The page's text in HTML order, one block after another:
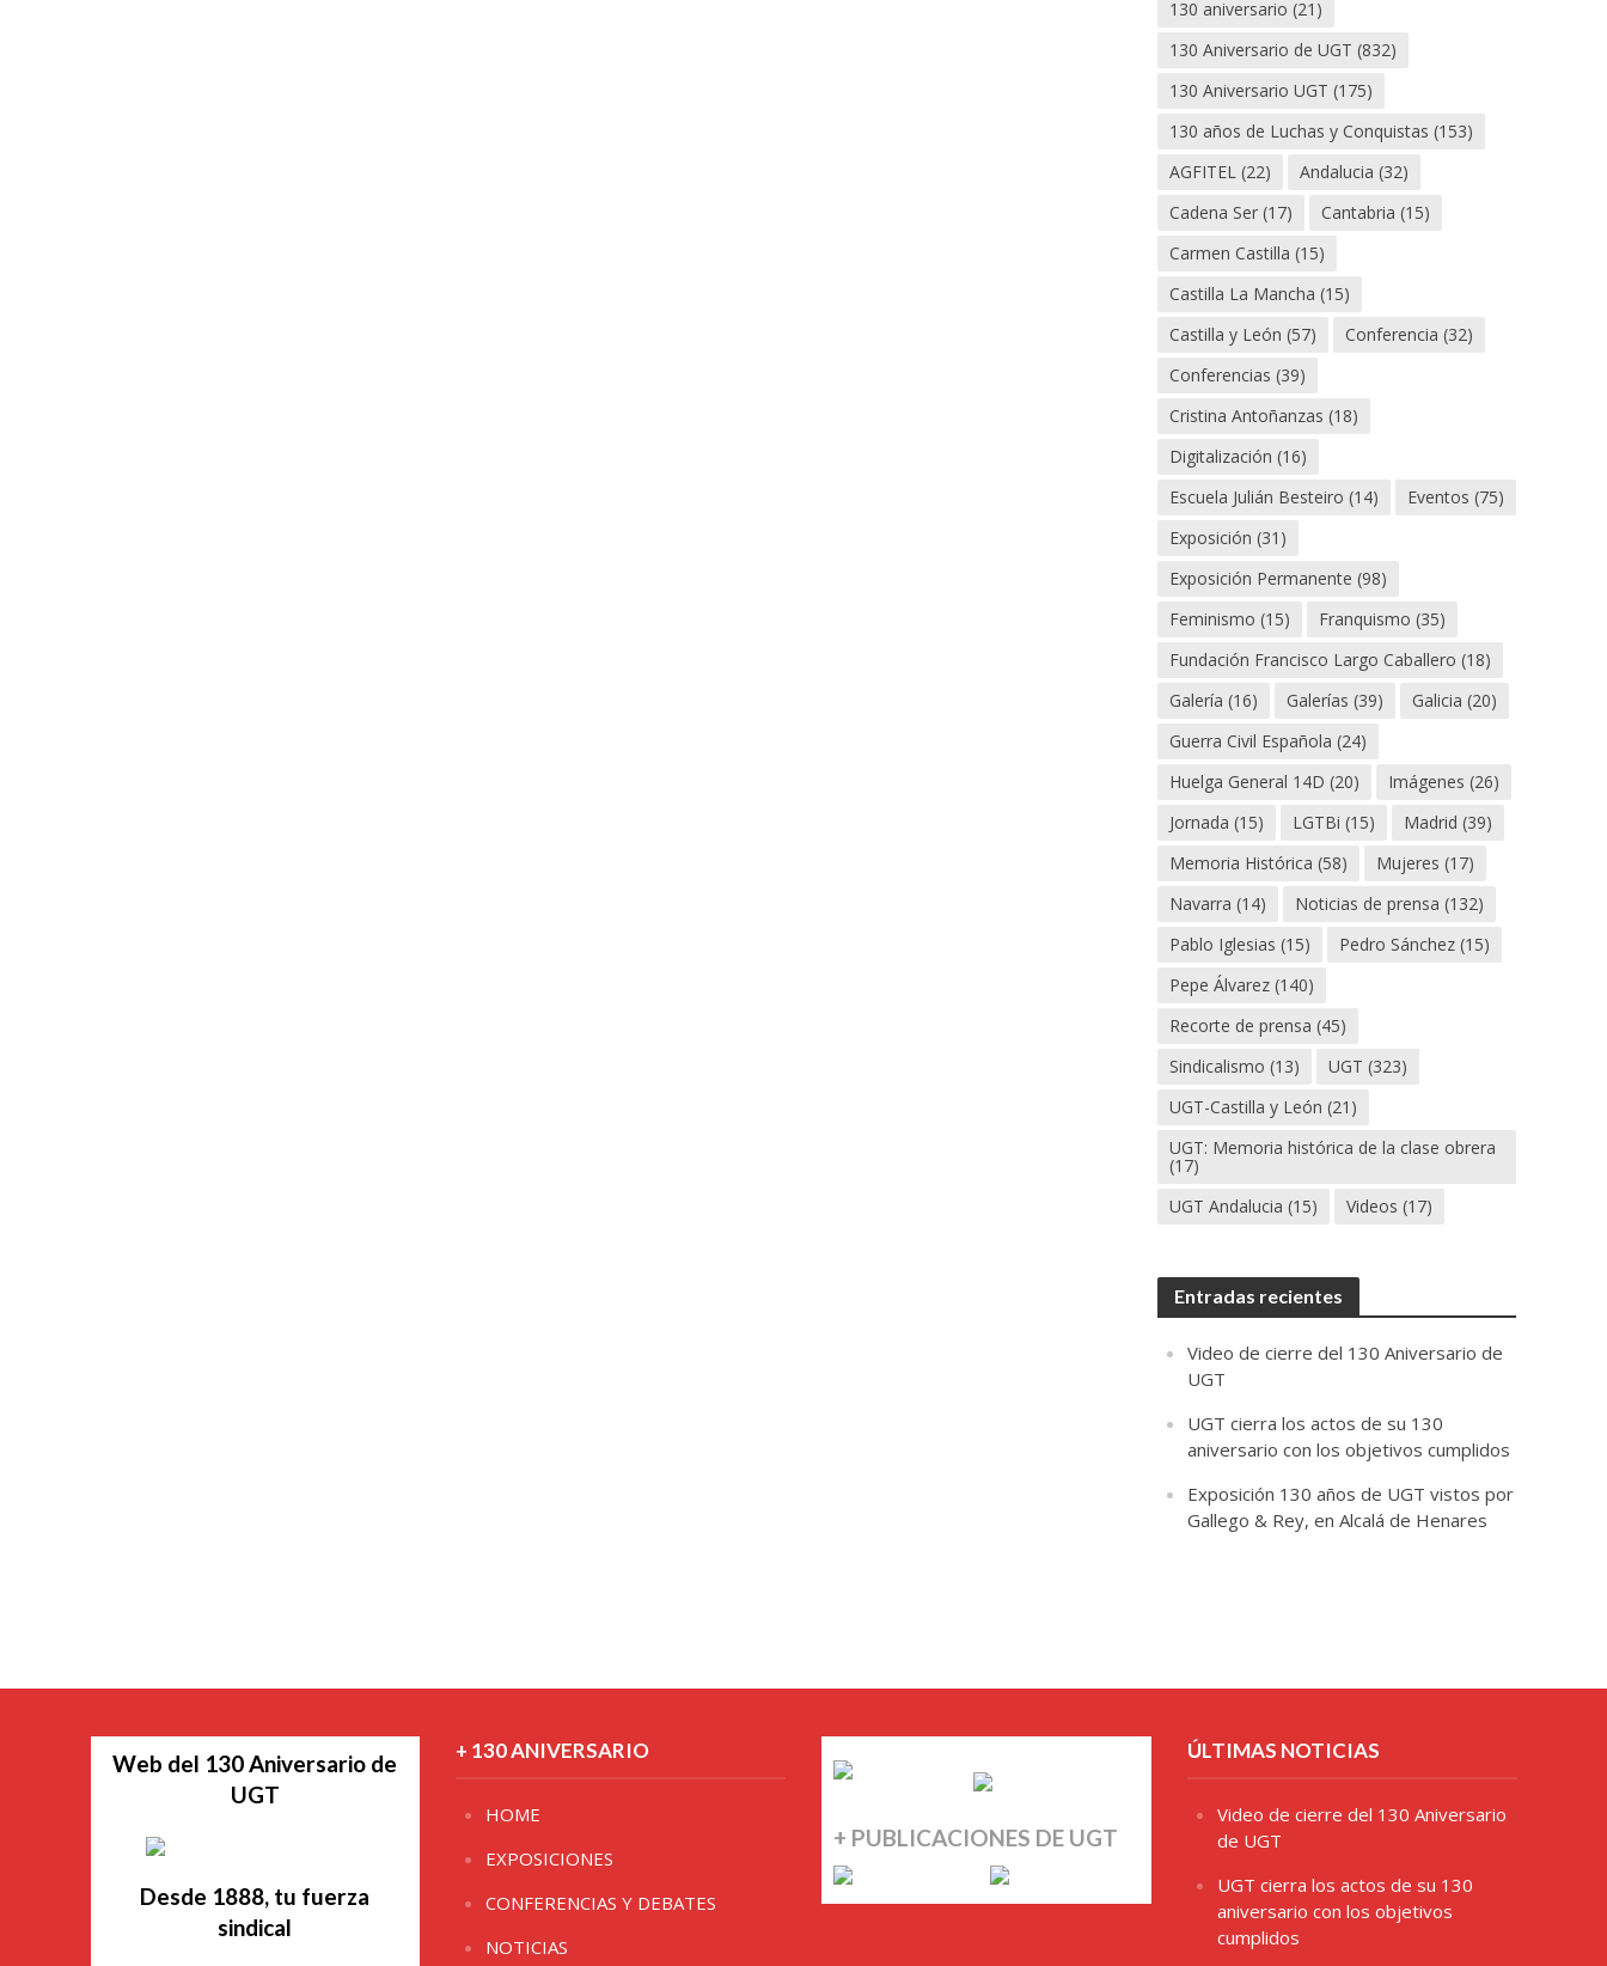
130 aniversario (21)
130 Aniversario de UGT (832)
130 Aniversario UGT (175)
130 años de Luchas y Conquistas (153)
AGFITEL (22) Andalucia (32)
Cadena Ser (17) Cantabria (15)
Carmen Castilla (15)
Castilla La Mancha (15)
Castilla y León (57) Conferencia (32)
Conferencias (39)
Cristina Antoñanzas (18)
Digitalización (16)
Escuela Julián Besteiro (14) Eventos (75)
Exposición (31)
Exposición Permanente (98)
Feminismo (15) Franquismo (35)
Fundación Francisco Largo Caballero (18)
Galería (16) Galerías (39) Galicia (20)
Guerra Civil Española (24)
Huelga General 14D (20) Imágenes (26)
Jornada (15) LGTBi (15) Madrid (39)
Memoria Histórica (58) Mujeres (17)
Navarra (14) Noticias de prensa (132)
Pablo Iglesias (15) Pedro Sánchez (15)
Pepe Álvarez (140)
Recorte de prensa (45)
Sindicalismo (13) UGT (323)
UGT-Castilla y León (21)
UGT: Memoria histórica de la clase obrera
(17)
UGT Andalucia (15) Videos (17)
Entradas recientes
Video de cierre del 130 Aniversario de
UGT
UGT cierra los actos de su 130
aniversario con los objetivos cumplidos
Exposición 130 años de UGT vistos por
Gallego & Rey, en Alcalá de Henares
Web del 130 Aniversario de
UGT
Desde 1888, tu fuerza
sindical
+ 130 ANIVERSARIO
HOME
EXPOSICIONES
CONFERENCIAS Y DEBATES
NOTICIAS
+ PUBLICACIONES DE UGT
ÚLTIMAS NOTICIAS
Video de cierre del 130 Aniversario
de UGT
UGT cierra los actos de su 130
aniversario con los objetivos
cumplidos